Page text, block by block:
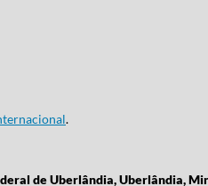
.
de Uberlândia, Uberlândia,